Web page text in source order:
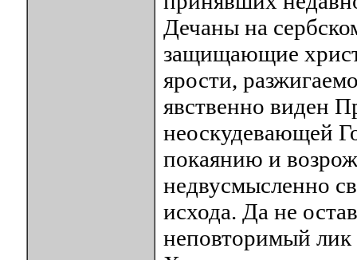
Дечаны на
защищающие
ярости,
явственно виден
неоскудевающей
покаянию и
недвусмысленно
исхода. Да не
неповторимый